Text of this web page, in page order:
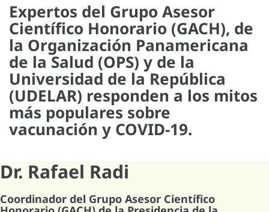
Expertos del Grupo Asesor
Científico Honorario (GACH), de
la Organización Panamericana
de la Salud (OPS) y de la
Universidad de la República
(UDELAR) responden a los mitos
más populares sobre
vacunación y COVID-19.
Dr. Rafael Radi
Coordinador del Grupo Asesor Científico